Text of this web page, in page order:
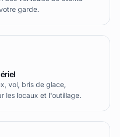
garde.
vol, bris de glace,
les locaux et l'outillage.